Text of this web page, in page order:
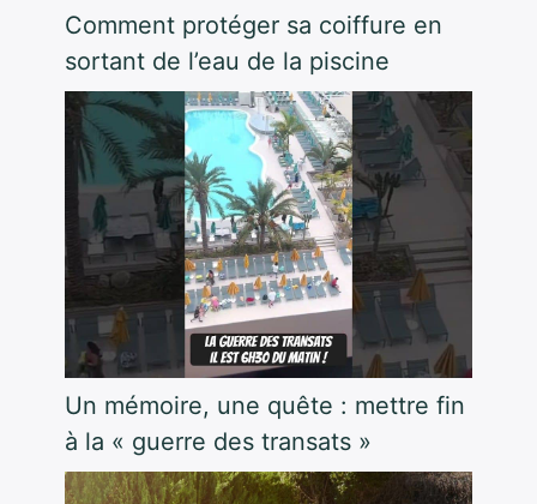
Comment protéger sa coiffure en
sortant de l’eau de la piscine
Un mémoire, une quête : mettre fin
à la « guerre des transats »